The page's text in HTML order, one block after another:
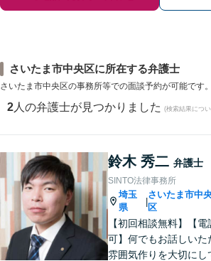
さいたま市中央区に所在する弁護士
さいたま市中央区の事務所等での面談予約が可能です。
2 人の弁護士が見つかりました (検索結果につ
鈴木 秀二 弁護士
SINTO法律事務所
埼玉
県
|
さいたま市中
区
【初回相談無料】【電
可】何でもお話しいた
雰囲気作りを大切にし